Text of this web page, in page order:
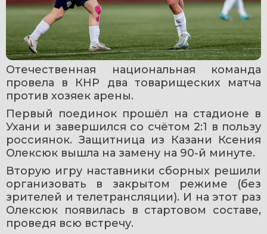
Отечественная национальная команда
провела в КНР два товарищеских матча
против хозяек арены.
Первый поединок прошёл на стадионе в
Ухани и завершился со счётом 2:1 в пользу
россиянок. Защитница из Казани Ксения
Олексюк вышла на замену на 90-й минуте.
Вторую игру наставники сборных решили
организовать в закрытом режиме (без
зрителей и телетрансляции). И на этот раз
Олексюк появилась в стартовом составе,
проведя всю встречу.